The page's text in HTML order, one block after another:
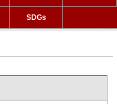
SDGs